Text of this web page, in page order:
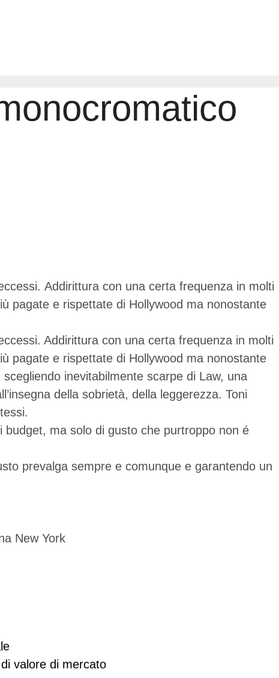
Addirittura con una certa frequenza in molti
pagate e rispettate di Hollywood ma nonostante
Addirittura con una certa frequenza in molti
pagate e rispettate di Hollywood ma nonostante
inevitabilmente scarpe di Law, una
della sobrietà, della leggerezza. Toni
ma solo di gusto che purtroppo non é
prevalga sempre e comunque e garantendo un